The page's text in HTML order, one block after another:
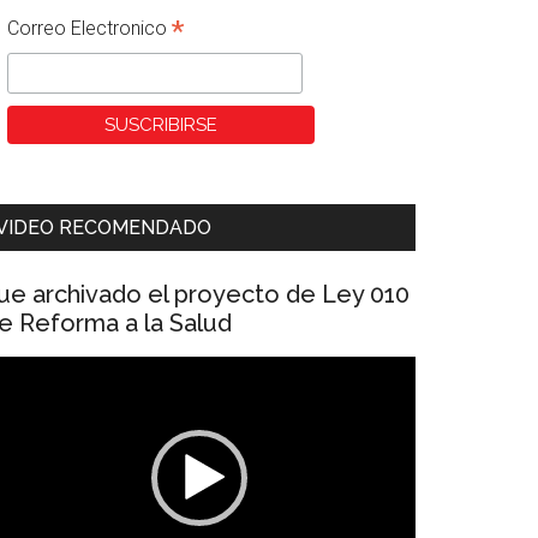
Correo Electronico *
RECOMENDADO
archivado el proyecto de Ley 010
Reforma a la Salud